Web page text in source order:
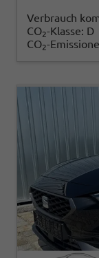
Verbrauch
CO2-Klasse: D
CO2-